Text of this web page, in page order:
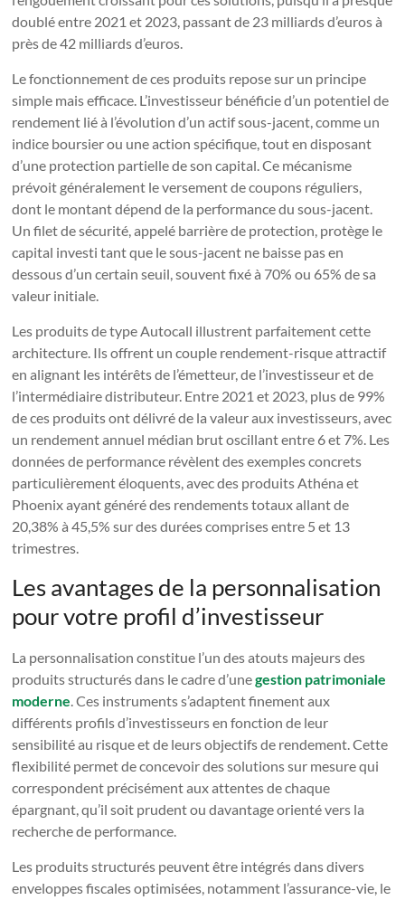
doublé entre 2021 et 2023, passant de 23 milliards d’euros à
près de 42 milliards d’euros.
Le fonctionnement de ces produits repose sur un principe
simple mais efficace. L’investisseur bénéficie d’un potentiel de
rendement lié à l’évolution d’un actif sous-jacent, comme un
indice boursier ou une action spécifique, tout en disposant
d’une protection partielle de son capital. Ce mécanisme
prévoit généralement le versement de coupons réguliers,
dont le montant dépend de la performance du sous-jacent.
Un filet de sécurité, appelé barrière de protection, protège le
capital investi tant que le sous-jacent ne baisse pas en
dessous d’un certain seuil, souvent fixé à 70% ou 65% de sa
valeur initiale.
Les produits de type Autocall illustrent parfaitement cette
architecture. Ils offrent un couple rendement-risque attractif
en alignant les intérêts de l’émetteur, de l’investisseur et de
l’intermédiaire distributeur. Entre 2021 et 2023, plus de 99%
de ces produits ont délivré de la valeur aux investisseurs, avec
un rendement annuel médian brut oscillant entre 6 et 7%. Les
données de performance révèlent des exemples concrets
particulièrement éloquents, avec des produits Athéna et
Phoenix ayant généré des rendements totaux allant de
20,38% à 45,5% sur des durées comprises entre 5 et 13
trimestres.
Les avantages de la personnalisation
pour votre profil d’investisseur
La personnalisation constitue l’un des atouts majeurs des
produits structurés dans le cadre d’unegestion patrimoniale
moderne. Ces instruments s’adaptent finement aux
différents profils d’investisseurs en fonction de leur
sensibilité au risque et de leurs objectifs de rendement. Cette
flexibilité permet de concevoir des solutions sur mesure qui
correspondent précisément aux attentes de chaque
épargnant, qu’il soit prudent ou davantage orienté vers la
recherche de performance.
Les produits structurés peuvent être intégrés dans divers
enveloppes fiscales optimisées, notamment l’assurance-vie, le